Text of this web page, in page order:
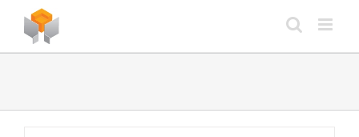
contenu